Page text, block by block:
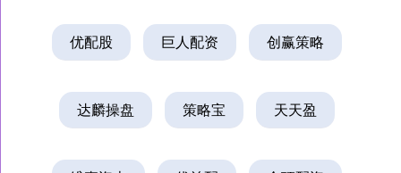
优配股 巨人配资 创赢策略
达麟操盘 策略宝 天天盈